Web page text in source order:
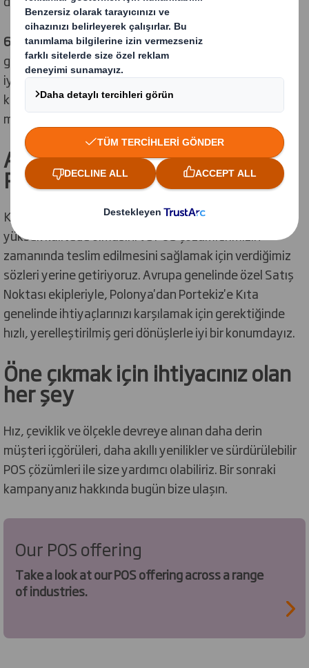
6. Analiz ediyoruzPOS çözümlerimizle ilgili bize
gönderdiğiniz tüm raporlar size sunduğumuz hizmeti
iyileştirmek için ekiplerimize geri gönderilir. En son POS
kampanyalarınızın analizleri ve sonuçları, size yeni
müşteri bilgileri sağlamak için de kullanılabilir.
Avrupa çapında yüksek kaliteli
POS çözümleri
Kampanyalarınızın etkili olmasını, POS imalatımızın
yüksek kalitede olmasını ve POS çözümlerimizin
zamanında teslim edilmesini sağlamak için verdiğimiz
sözleri yerine getiriyoruz. Avrupa genelinde özel Satış
Noktası ekipleriyle, Polonya'dan Portekiz'e Kıta
genelinde ihtiyaçlarınızı karşılamak için gerektiğinde
hızlı, yerelleştirilmiş geri dönüşlerle iyi bir konumdayız.
Öne çıkmak için ihtiyacınız olan
her şey
Hız, çeviklik ve ölçekle devreye alınan daha derin
müşteri içgörüleri, daha akıllı yenilikler ve sürdürülebilir
POS çözümleri ile size yardımcı olabiliriz. Bir sonraki
kampanyanız hakkında bugün bize ulaşın.
Our POS offering
Take a look at our POS offering across a range
of industries.